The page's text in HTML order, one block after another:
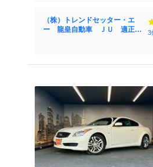
（株）トレンドセッター・エ
ー 龍皇自動車 ＪＵ 適正販
3